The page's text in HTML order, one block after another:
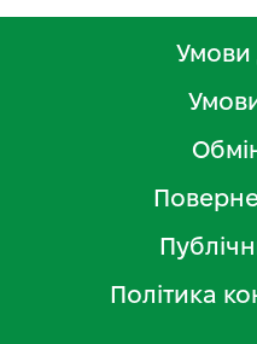
Умови
Політика